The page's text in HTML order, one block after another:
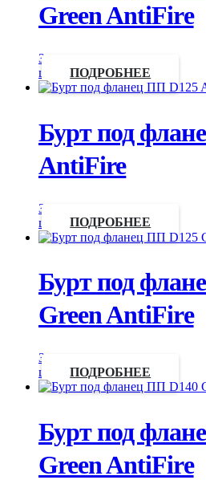
Green AntiFire
Запросить
цену
ПОДРОБНЕЕ
Бурт под
AntiFire
Запросить
цену
ПОДРОБНЕЕ
Бурт под
Green AntiFire
Запросить
цену
ПОДРОБНЕЕ
Бурт под
Green AntiFire